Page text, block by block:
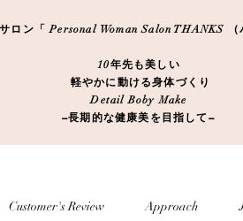
ロン「 Personal Woman Salon THANKS （
10年先も美しい
軽やかに動ける身体づくり
Detail Boby Make
​−長期的な健康美を目指して−
Customer's Review Approach